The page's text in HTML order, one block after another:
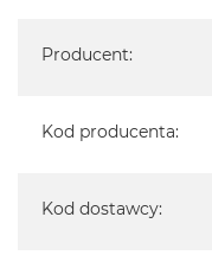
Producent:
Kod producenta:
Kod dostawcy: